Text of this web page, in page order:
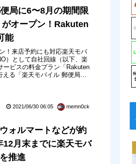
局に6〜8月の期間限
オープン！Rakuten
能
！来店予約にも対応楽天モバ
）として自社回線（以下、楽
ービスの料金プラン「Rakuten
る「楽天モバイル 郵便局
2021/06/30 06:05 memn0ck
ォルマートなどが約
月末までに楽天モバ
推進